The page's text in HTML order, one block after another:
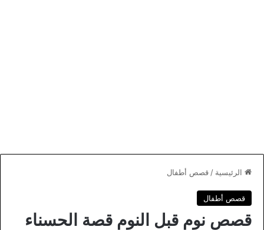
الرئيسية / قصص أطفال
قصص أطفال
قصص نوم قبل النوم قصة الحسناء